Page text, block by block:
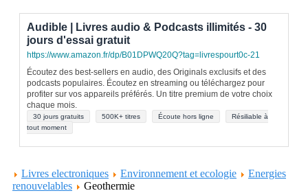
Audible | Livres audio & Podcasts illimités - 30
jours d'essai gratuit
https://www.amazon.fr/dp/B01DPWQ20Q?tag=livrespourt0c-21
Écoutez des best-sellers en audio, des Originals exclusifs et des
podcasts populaires. Écoutez en streaming ou téléchargez pour
profiter sur vos appareils préférés. Un titre premium de votre choix
chaque mois.
30 jours gratuits 500K+ titres Écoute hors ligne
Résiliable à
tout moment
Livres electroniques Environnement et ecologie
Energies
renouvelables
Geothermie